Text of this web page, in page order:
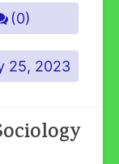
(0)
25, 2023